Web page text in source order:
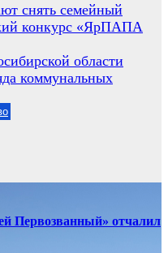
снять семейный
конкурс «ЯрПАПА
области
коммунальных
Первозванный» отчалил